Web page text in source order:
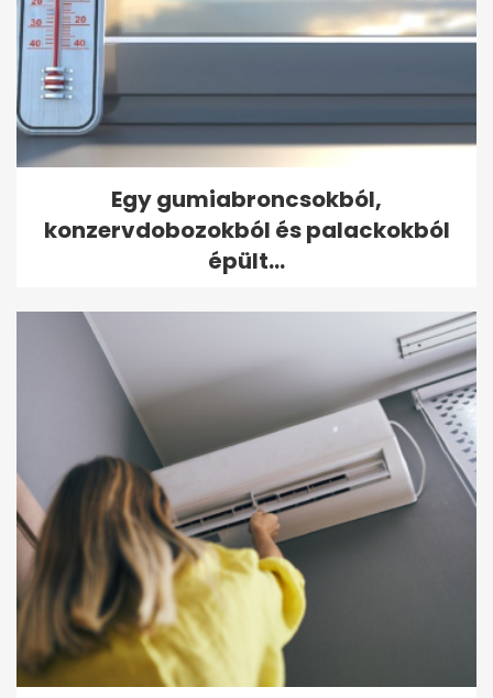
Egy gumiabroncsokból,
konzervdobozokból és palackokból
épült...